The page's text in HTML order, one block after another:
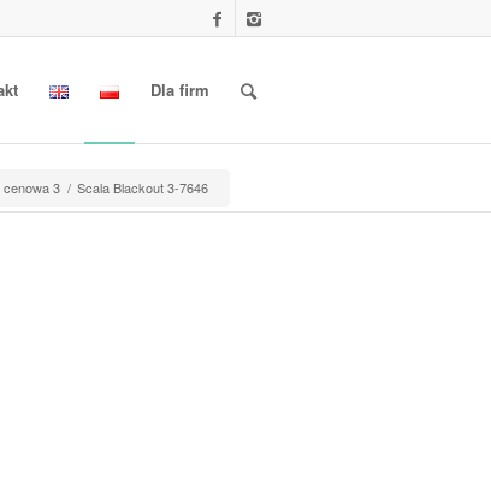
Dla firm
3 / Scala Blackout 3-7646